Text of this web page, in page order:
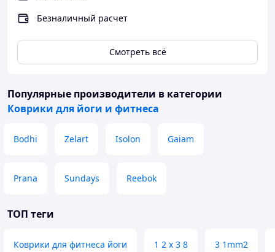
Безналичный расчет
Смотреть всё
Популярные производители в категории
Коврики для йоги и фитнеса
Bodhi Zelart Isolon Gaiam
Prana Sundays Reebok
ТОП теги
Коврики для фитнеса йоги 1 2 х 3 8 3 1mm2